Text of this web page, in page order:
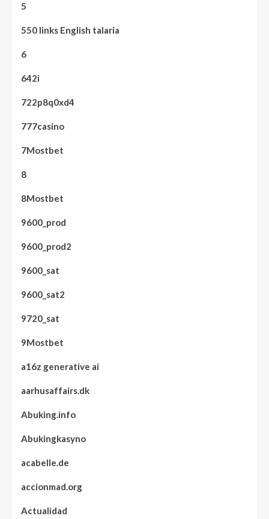
5
550 links English talaria
6
642i
722p8q0xd4
777casino
7Mostbet
8
8Mostbet
9600_prod
9600_prod2
9600_sat
9600_sat2
9720_sat
9Mostbet
a16z generative ai
aarhusaffairs.dk
Abuking.info
Abukingkasyno
acabelle.de
accionmad.org
Actualidad